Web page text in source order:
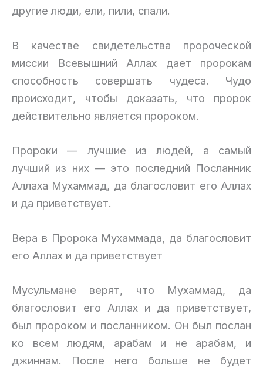
другие люди, ели, пили, спали.
В качестве свидетельства пророческой
миссии Всевышний Аллах дает пророкам
способность совершать чудеса. Чудо
происходит, чтобы доказать, что пророк
действительно является пророком.
Пророки — лучшие из людей, а самый
лучший из них — это последний Посланник
Аллаха Мухаммад, да благословит его Аллах
и да приветствует.
Вера в Пророка Мухаммада, да благословит
его Аллах и да приветствует
Мусульмане верят, что Мухаммад, да
благословит его Аллах и да приветствует,
был пророком и посланником. Он был послан
ко всем людям, арабам и не арабам, и
джиннам. После него больше не будет